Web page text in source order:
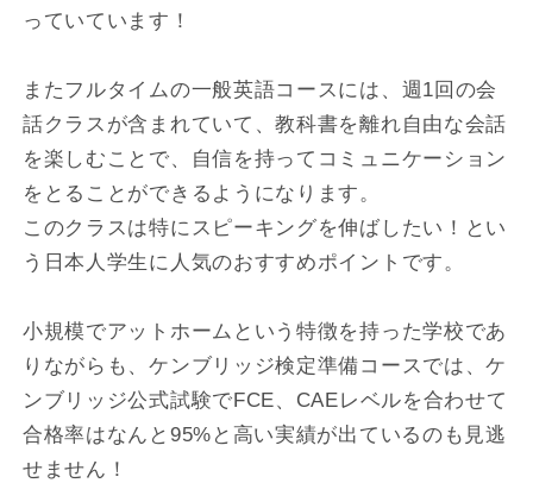
っていています！
またフルタイムの一般英語コースには、週1回の会
話クラスが含まれていて、教科書を離れ自由な会話
を楽しむことで、自信を持ってコミュニケーション
をとることができるようになります。
このクラスは特にスピーキングを伸ばしたい！とい
う日本人学生に人気のおすすめポイントです。
小規模でアットホームという特徴を持った学校であ
りながらも、ケンブリッジ検定準備コースでは、ケ
ンブリッジ公式試験でFCE、CAEレベルを合わせて
合格率はなんと95%と高い実績が出ているのも見逃
せません！